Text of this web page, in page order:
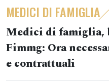
MEDICI DI FAMIGLIA
Medici di famiglia,
Fimmg: Ora
e contrattuali